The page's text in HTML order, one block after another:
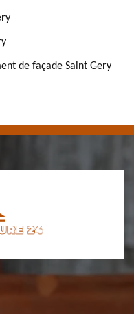
de façade Saint Gery